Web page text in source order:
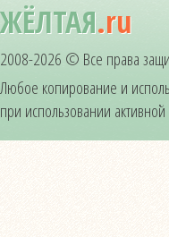
ЖЁЛТАЯ.ru
2008-2026 © Все права
Любое копирование и
при использовании